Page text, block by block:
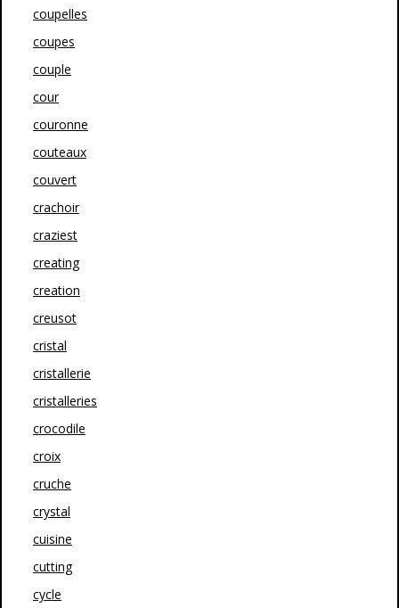
coupelles
coupes
couple
cour
couronne
couteaux
couvert
crachoir
craziest
creating
creation
creusot
cristal
cristallerie
cristalleries
crocodile
croix
cruche
crystal
cuisine
cutting
cycle